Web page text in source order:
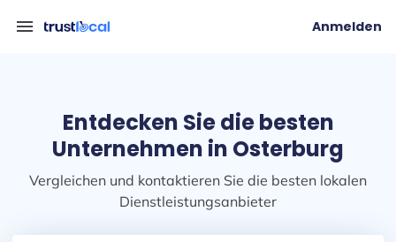
menu Anmelden
Entdecken Sie die besten
Unternehmen in Osterburg
Vergleichen und kontaktieren Sie die besten lokalen
Dienstleistungsanbieter